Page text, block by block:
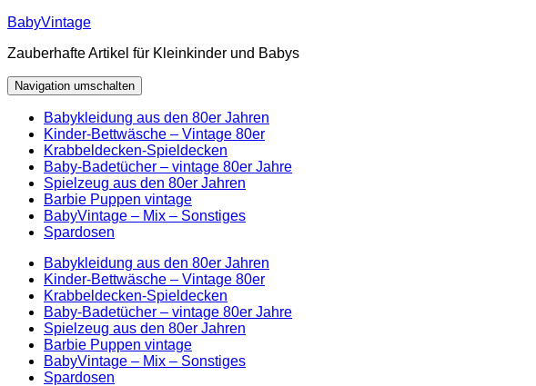
Zum
springen
BabyVintage
Zauberhafte Artikel für Kleinkinder und Babys
Navigation umschalten
Babykleidung aus den 80er Jahren
Kinder-Bettwäsche – Vintage 80er
Krabbeldecken-Spieldecken
Baby-Badetücher – vintage 80er Jahre
Spielzeug aus den 80er Jahren
Barbie Puppen vintage
BabyVintage – Mix – Sonstiges
Spardosen
Babykleidung aus den 80er Jahren
Kinder-Bettwäsche – Vintage 80er
Krabbeldecken-Spieldecken
Baby-Badetücher – vintage 80er Jahre
Spielzeug aus den 80er Jahren
Barbie Puppen vintage
BabyVintage – Mix – Sonstiges
Spardosen